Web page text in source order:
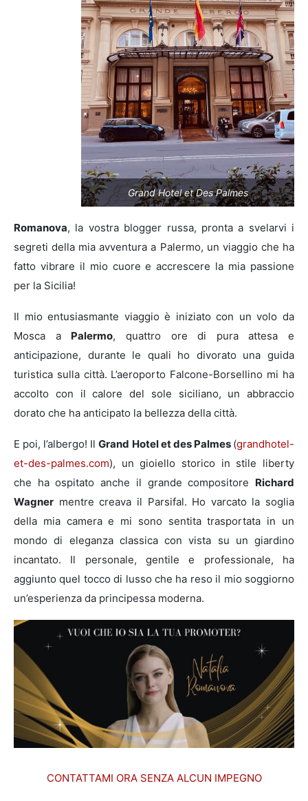
Grand Hotel et Des Palmes
Romanova, la vostra blogger russa, pronta a svelarvi i
segreti della mia avventura a Palermo, un viaggio che ha
fatto vibrare il mio cuore e accrescere la mia passione
per la Sicilia!
Il mio entusiasmante viaggio è iniziato con un volo da
Mosca a Palermo, quattro ore di pura attesa e
anticipazione, durante le quali ho divorato una guida
turistica sulla città. L’aeroporto Falcone-Borsellino mi ha
accolto con il calore del sole siciliano, un abbraccio
dorato che ha anticipato la bellezza della città.
E poi, l’albergo! IlGrand Hotel et des Palmes (grandhotel-
et-des-palmes.com), un gioiello storico in stile liberty
che ha ospitato anche il grande compositore Richard
Wagner mentre creava il Parsifal. Ho varcato la soglia
della mia camera e mi sono sentita trasportata in un
mondo di eleganza classica con vista su un giardino
incantato. Il personale, gentile e professionale, ha
aggiunto quel tocco di lusso che ha reso il mio soggiorno
un’esperienza da principessa moderna.
CONTATTAMI ORA SENZA ALCUN IMPEGNO